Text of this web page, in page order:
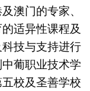
澳门的专家、
适异性课程及
技与支持进行
葡职业技术学
校及圣善学校